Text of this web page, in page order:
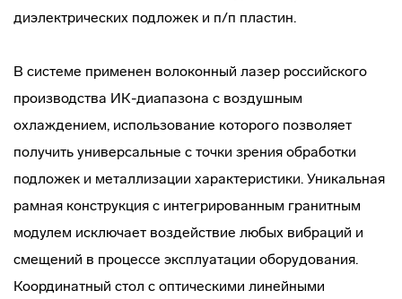
диэлектрических подложек и п/п пластин.
В системе применен волоконный лазер российского
производства ИК-диапазона с воздушным
охлаждением, использование которого позволяет
получить универсальные с точки зрения обработки
подложек и металлизации характеристики. Уникальная
рамная конструкция с интегрированным гранитным
модулем исключает воздействие любых вибраций и
смещений в процессе эксплуатации оборудования.
Координатный стол с оптическими линейными